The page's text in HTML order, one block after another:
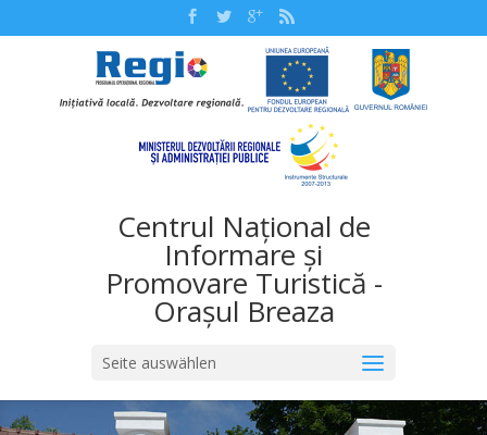
Centrul Național de
Informare și
Promovare Turistică -
Orașul Breaza
Seite auswählen